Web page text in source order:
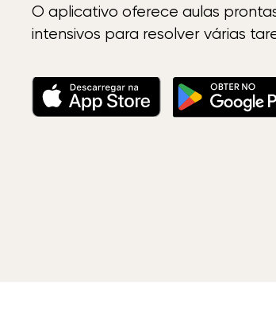
O aplicativo oferece aulas
intensivos para resolver várias